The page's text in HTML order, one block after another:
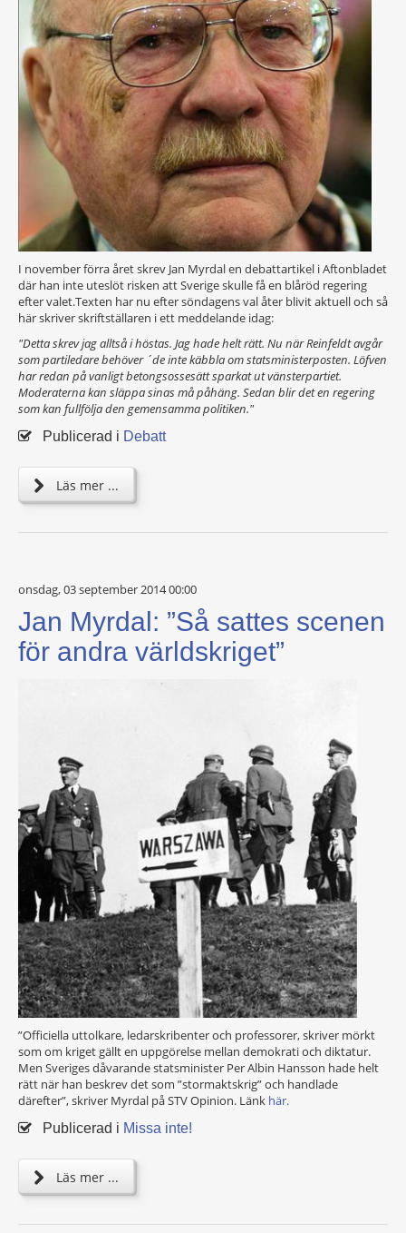
I november förra året skrev Jan Myrdal en debattartikel i Aftonbladet
där han inte uteslöt risken att Sverige skulle få en blåröd regering
efter valet.Texten har nu efter söndagens val åter blivit aktuell och så
här skriver skriftställaren i ett meddelande idag:
"Detta skrev jag alltså i höstas. Jag hade helt rätt. Nu när Reinfeldt avgår
som partiledare behöver ´de inte käbbla om statsministerposten. Löfven
har redan på vanligt betongsossesätt sparkat ut vänsterpartiet.
Moderaterna kan släppa sinas må påhäng. Sedan blir det en regering
som kan fullfölja den gemensamma politiken."
Publicerad i Debatt
Läs mer ...
onsdag, 03 september 2014 00:00
Jan Myrdal: ”Så sattes scenen
för andra världskriget”
”Officiella uttolkare, ledarskribenter och professorer, skriver mörkt
som om kriget gällt en uppgörelse mellan demokrati och diktatur.
Men Sveriges dåvarande statsminister Per Albin Hansson hade helt
rätt när han beskrev det som ”stormaktskrig” och handlade
därefter”, skriver Myrdal på STV Opinion. Länk här.
Publicerad i Missa inte!
Läs mer ...